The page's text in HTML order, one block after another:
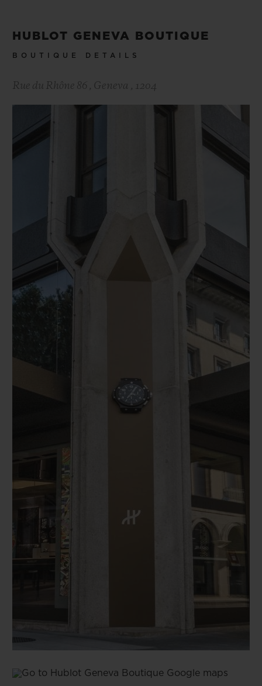
HUBLOT GENEVA BOUTIQUE
BOUTIQUE DETAILS
Rue du Rhône 86 , Geneva , 1204